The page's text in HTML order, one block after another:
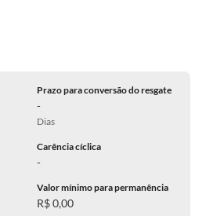
Prazo para conversão do resgate
-
Dias
Carência cíclica
-
Valor mínimo para permanência
R$ 0,00